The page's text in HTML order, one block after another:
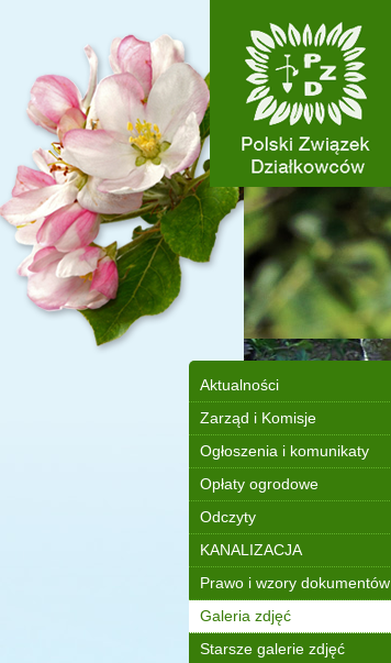
Aktualności
Zarząd i Komisje
Ogłoszenia i komunikaty
Opłaty ogrodowe
Odczyty
KANALIZACJA
Prawo i wzory dokumentów
Galeria zdjęć
Starsze galerie zdjęć